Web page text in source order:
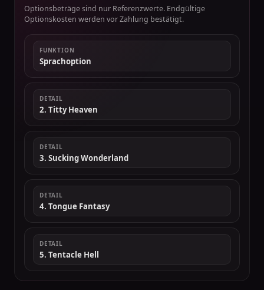
Optionsbeträge sind nur Referenzwerte. Endgültige
Optionskosten werden vor Zahlung bestätigt.
FUNKTION
Sprachoption
DETAIL
2. Titty Heaven
DETAIL
3. Sucking Wonderland
DETAIL
4. Tongue Fantasy
DETAIL
5. Tentacle Hell